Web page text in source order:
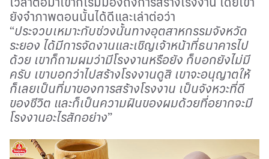
ยังจำภาพตอนนั้นได้ดีและเล่าต่อว่า
“ประจวบเหมาะกับช่วงนั้นทางอุตสาหกรรมจังหวัด
ระยอง ได้มีการจัดงานและเชิญเจ้าหน้าที่ธนาคารไป
ด้วย เขาก็ถามผมว่ามีโรงงานหรือยัง ก็บอกยังไม่มี
ครับ เขาบอกว่าไปสร้างโรงงานดูสิ เขาจะอนุญาตให้
ก็เลยเป็นที่มาของการสร้างโรงงาน เป็นจังหวะที่ดี
ของชีวิต และก็เป็นความฝันของผมด้วยที่อยากจะมี
โรงงานอะไรสักอย่าง”